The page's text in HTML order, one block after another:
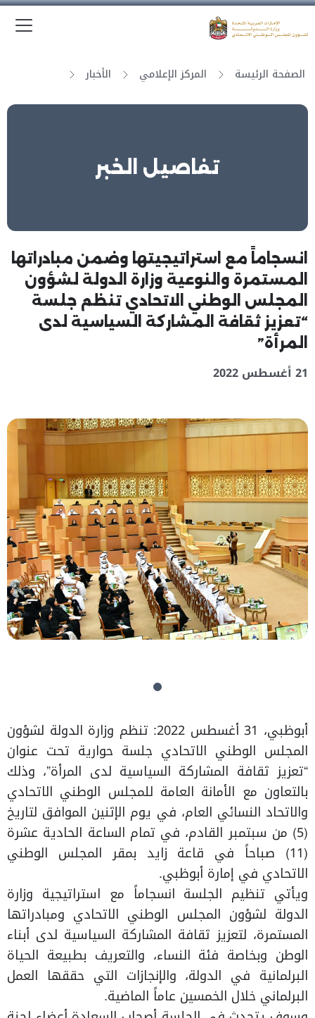
الصفحة الرئيسة المركز الإعلامي الأخبار
تفاصيل الخبر
انسجاماً مع استراتيجيتها وضمن مبادراتها
المستمرة والنوعية وزارة الدولة لشؤون
المجلس الوطني الاتحادي تنظم جلسة
“تعزيز ثقافة المشاركة السياسية لدى
المرأة”
21 أغسطس 2022
أبوظبي، 31 أغسطس 2022: تنظم وزارة الدولة لشؤون
المجلس الوطني الاتحادي جلسة حوارية تحت عنوان
“تعزيز ثقافة المشاركة السياسية لدى المرأة”، وذلك
بالتعاون مع الأمانة العامة للمجلس الوطني الاتحادي
والاتحاد النسائي العام، في يوم الإثنين الموافق لتاريخ
(5) من سبتمبر القادم، في تمام الساعة الحادية عشرة
(11) صباحاً في قاعة زايد بمقر المجلس الوطني
الاتحادي في إمارة أبوظبي.
ويأتي تنظيم الجلسة انسجاماً مع استراتيجية وزارة
الدولة لشؤون المجلس الوطني الاتحادي ومبادراتها
المستمرة، لتعزيز ثقافة المشاركة السياسية لدى أبناء
الوطن وبخاصة فئة النساء، والتعريف بطبيعة الحياة
البرلمانية في الدولة، والإنجازات التي حققها العمل
البرلماني خلال الخمسين عاماً الماضية.